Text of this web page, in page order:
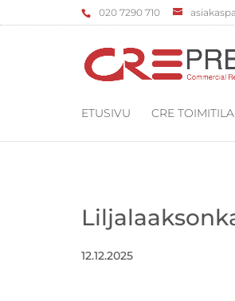
‌020 7290 710
ETUSIVU CRE
12.12.2025